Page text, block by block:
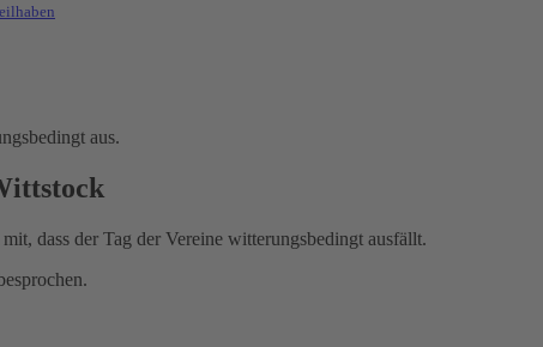
aus.
dass der Tag der Vereine witterungsbedingt ausfällt.